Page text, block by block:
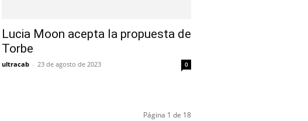
Lucia Moon acepta la propuesta de
Torbe
ultracab - 23 de agosto de 2023 0
Página 1 de 18